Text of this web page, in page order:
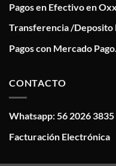
Pagos en Efectivo en
Transferencia /Deposito
Pagos con Mercado Pago.
CONTACTO
Whatsapp: 56 2026 3835
Facturación Electrónica